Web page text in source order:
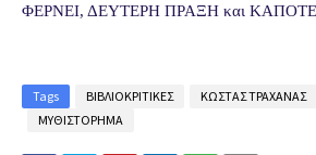
ΦΕΡΝΕΙ, ΔΕΥΤΕΡΗ ΠΡΑΞΗ και
Tags ΒΙΒΛΙΟΚΡΙΤΙΚΕΣ ΚΩΣΤΑΣ ΤΡΑΧΑΝΑΣ
ΜΥΘΙΣΤΟΡΗΜΑ